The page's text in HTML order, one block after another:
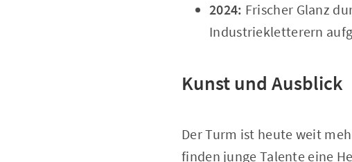
2024: Frischer Glanz
Industriekletterern
Kunst und Ausblick
Der Turm ist heute weit
finden junge Talente eine